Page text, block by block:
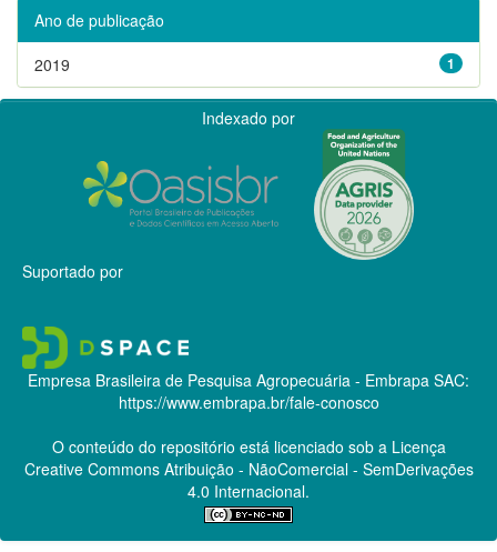
Ano de publicação
1
2019
Indexado por
Suportado por
Empresa Brasileira de Pesquisa Agropecuária - Embrapa SAC:
https://www.embrapa.br/fale-conosco
O conteúdo do repositório está licenciado sob a Licença
Creative CommonsAtribuição - NãoComercial - SemDerivações
4.0 Internacional.